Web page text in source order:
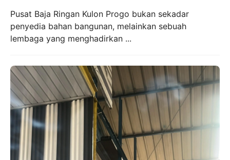
Pusat Baja Ringan Kulon Progo bukan sekadar
penyedia bahan bangunan, melainkan sebuah
lembaga yang menghadirkan ...